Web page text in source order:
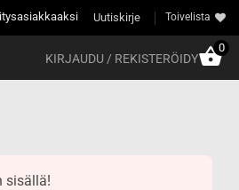
Uutiskirje Toivelista
KIRJAUDU / REKISTERÖIDY
0
sisällä!